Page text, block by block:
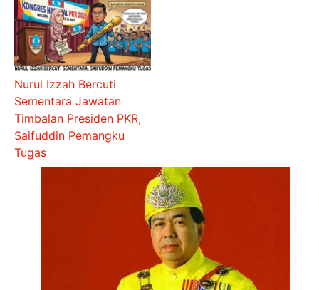
Nurul Izzah Bercuti
Sementara Jawatan
Timbalan Presiden PKR,
Saifuddin Pemangku
Tugas